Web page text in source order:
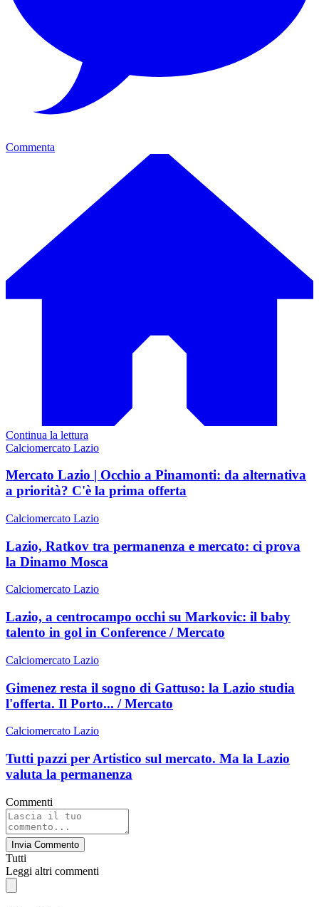
Commenta
Continua la lettura
Calciomercato Lazio
Mercato Lazio | Occhio a Pinamonti: da alternativa
a priorità? C'è la prima offerta
Calciomercato Lazio
Lazio, Ratkov tra permanenza e mercato: ci prova
la Dinamo Mosca
Calciomercato Lazio
Lazio, a centrocampo occhi su Markovic: il baby
talento in gol in Conference / Mercato
Calciomercato Lazio
Gimenez resta il sogno di Gattuso: la Lazio studia
l'offerta. Il Porto... / Mercato
Calciomercato Lazio
Tutti pazzi per Artistico sul mercato. Ma la Lazio
valuta la permanenza
Commenti
Invia Commento
Tutti
Leggi altri commenti